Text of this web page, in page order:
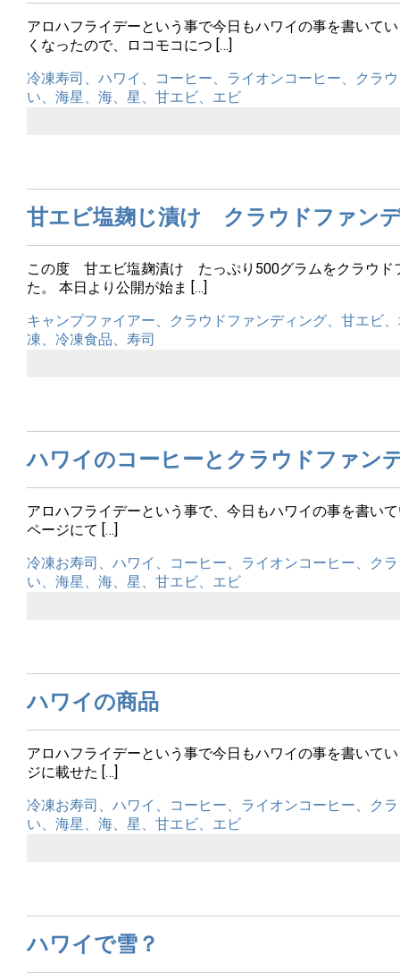
アロハフライデーという事で今日もハワイの事を書いて
くなったので、ロコモコにつ […]
冷凍寿司、ハワイ、コーヒー、ライオンコーヒー、クラ
い、海星、海、星、甘エビ、エビ
甘エビ塩麹じ漬け クラウドファン
この度 甘エビ塩麹漬け たっぷり500グラムをクラウド
た。 本日より公開が始ま […]
キャンプファイアー、クラウドファンディング、甘エビ
凍、冷凍食品、寿司
ハワイのコーヒーとクラウドファン
アロハフライデーという事で、今日もハワイの事を書い
ページにて […]
冷凍お寿司、ハワイ、コーヒー、ライオンコーヒー、ク
い、海星、海、星、甘エビ、エビ
ハワイの商品
アロハフライデーという事で今日もハワイの事を書いて
ジに載せた […]
冷凍お寿司、ハワイ、コーヒー、ライオンコーヒー、ク
い、海星、海、星、甘エビ、エビ
ハワイで雪？